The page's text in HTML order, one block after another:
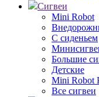
Сигвеи
Mini Robot
С сиденьем
Большие
Детские
Mini Robot
Все сигвеи